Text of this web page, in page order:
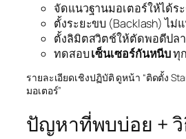
จัดแนวฐานมอเตอร์ให้ได้ร
ตั้งระยะขบ (Backlash) ไม่
ตั้งลิมิตสวิตช์ให้ตัดพอดีปล
ทดสอบเซ็นเซอร์กันหนีบทุ
รายละเอียดเชิงปฏิบัติ ดูหน้า “ติดตั้ง
มอเตอร์”
ปัญหาที่พบบ่อย + วิ